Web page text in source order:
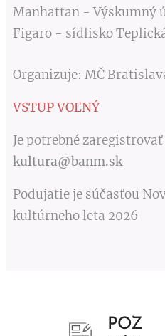
Manhattan - Výskumný
Figaro - sídlisko
Organizuje: MČ
VSTUP VOĽNÝ
Je potrebné zaregistrovať
kultura@banm.sk
Podujatie je súčasťou
kultúrneho leta 2026
POZ